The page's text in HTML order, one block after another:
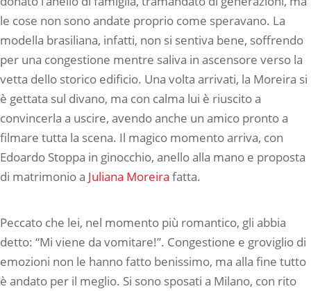
le cose non sono andate proprio come speravano. La
modella brasiliana, infatti, non si sentiva bene, soffrendo
per una congestione mentre saliva in ascensore verso la
vetta dello storico edificio. Una volta arrivati, la Moreira si
è gettata sul divano, ma con calma lui è riuscito a
convincerla a uscire, avendo anche un amico pronto a
filmare tutta la scena. Il magico momento arriva, con
Edoardo Stoppa in ginocchio, anello alla mano e proposta
di matrimonio a Juliana Moreira fatta.
Peccato che lei, nel momento più romantico, gli abbia
detto: “Mi viene da vomitare!”. Congestione e groviglio di
emozioni non le hanno fatto benissimo, ma alla fine tutto
è andato per il meglio. Si sono sposati a Milano, con rito